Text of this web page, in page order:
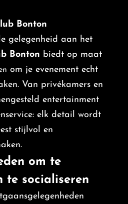
Bonton
gelegenheid aan het
Bonton biedt op maat
om je evenement echt
Van privékamers en
entertainment
elk detail wordt
stijlvol en
om te
te socialiseren